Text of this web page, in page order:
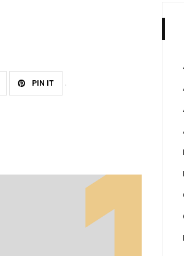
PIN IT